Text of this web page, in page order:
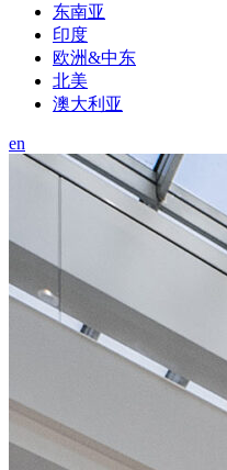
东南亚
印度
欧洲&中东
北美
澳大利亚
en